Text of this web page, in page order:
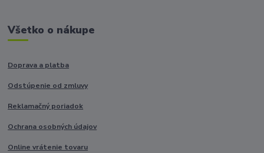
Všetko o nákupe
Doprava a platba
Odstúpenie od zmluvy
Reklamačný poriadok
Ochrana osobných údajov
Online vrátenie tovaru